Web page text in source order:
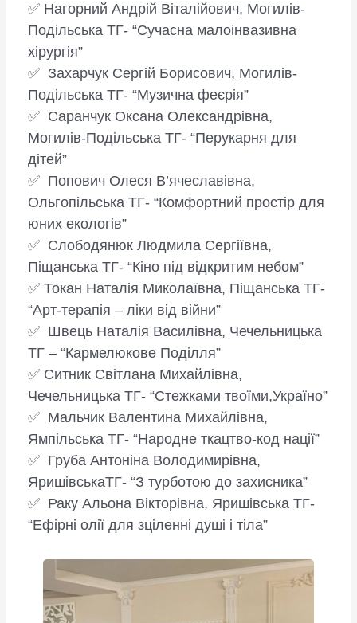
✅ Нагорний Андрій Віталійович, Могилів-
Подільська ТГ- “Сучасна малоінвазивна
хірургія”
✅ Захарчук Сергій Борисович, Могилів-
Подільська ТГ- “Музична феєрія”
✅ Саранчук Оксана Олександрівна,
Могилів-Подільська ТГ- “Перукарня для
дітей”
✅ Попович Олеся В’ячеславівна,
Ольгопільська ТГ- “Комфортний простір для
юних екологів”
✅ Слободянюк Людмила Сергіївна,
Піщанська ТГ- “Кіно під відкритим небом”
✅ Токан Наталія Миколаївна, Піщанська ТГ-
“Арт-терапія – ліки від війни”
✅ Швець Наталія Василівна, Чечельницька
ТГ – “Кармелюкове Поділля”
✅ Ситник Світлана Михайлівна,
Чечельницька ТГ- “Стежками твоїми,Україно”
✅ Мальчик Валентина Михайлівна,
Ямпільська ТГ- “Народне ткацтво-код нації”
✅ Груба Антоніна Володимирівна,
ЯришівськаТГ- “З турботою до захисника”
✅ Раку Альона Вікторівна, Яришівська ТГ-
“Ефірні олії для зціленні душі і тіла”